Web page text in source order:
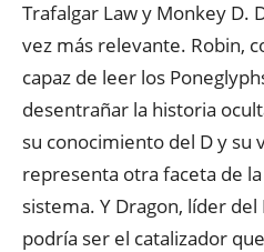
Trafalgar Law y Monkey D.
vez más relevante. Robin,
capaz de leer los
desentrañar la historia
su conocimiento del D y su
representa otra faceta de la
sistema. Y Dragon, líder
podría ser el catalizador